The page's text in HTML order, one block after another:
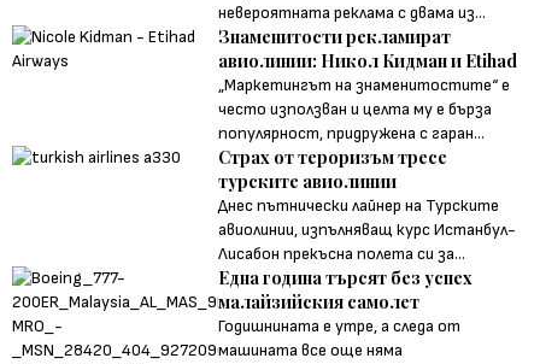
невероятната реклама с двама из...
Знаменитости рекламират
авиолинии: Никол Кидман и Etihad
„Маркетингът на знаменитостите“ е
често използван и целта му е бърза
популярност, придружена с гаран...
Страх от тероризъм тресе
турските авиолинии
Днес пътнически лайнер на Турските
авиолинии, изпълняващ курс Истанбул-
Лисабон прекъсна полета си за...
Една година търсят без успех
малайзийския самолет
Годишнината е утре, а следа от
машината все още няма